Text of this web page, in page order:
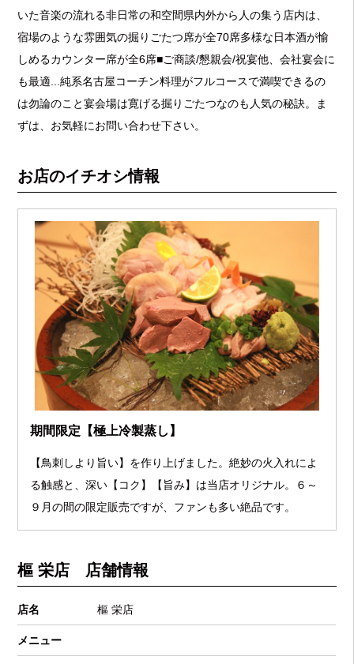
いた音楽の流れる非日常の和空間県内外から人の集う店内は、
宿場のような雰囲気の掘りごたつ席が全70席多様な日本酒が愉
しめるカウンター席が全6席■ご商談/懇親会/祝宴他、会社宴会に
も最適...純系名古屋コーチン料理がフルコースで満喫できるの
は勿論のこと宴会場は寛げる掘りごたつなのも人気の秘訣。ま
ずは、お気軽にお問い合わせ下さい。
お店のイチオシ情報
期間限定【極上冷製蒸し】
【鳥刺しより旨い】を作り上げました。絶妙の火入れによ
る触感と、深い【コク】【旨み】は当店オリジナル。６～
９月の間の限定販売ですが、ファンも多い絶品です。
樞 栄店 店舗情報
店名 樞 栄店
メニュー